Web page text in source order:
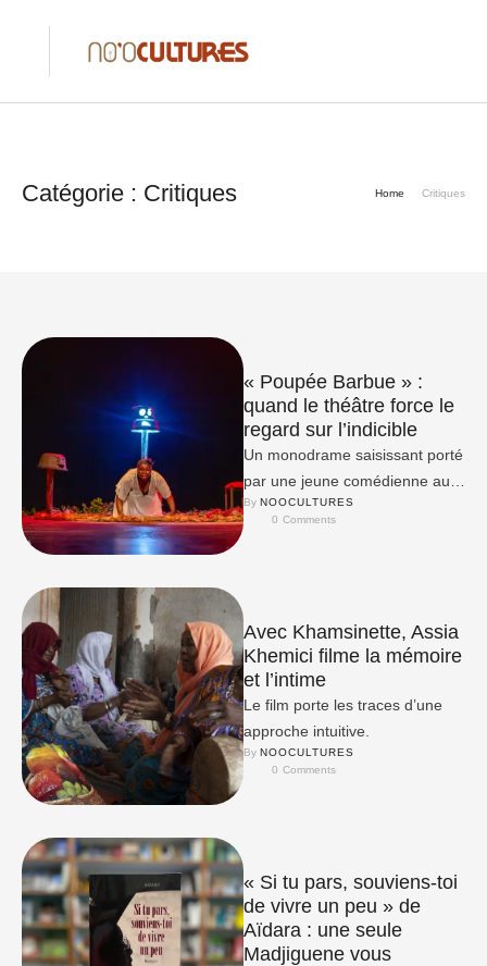
Catégorie : Critiques Home Critiques
« Poupée Barbue » :
quand le théâtre force le
regard sur l’indicible
Un monodrame saisissant porté
par une jeune comédienne au
bord du précipice.
By NOOCULTURES
0 Comments
Avec Khamsinette, Assia
Khemici filme la mémoire
et l’intime
Le film porte les traces d’une
approche intuitive.
By NOOCULTURES
0 Comments
« Si tu pars, souviens-toi
de vivre un peu » de
Aïdara : une seule
Madjiguene vous